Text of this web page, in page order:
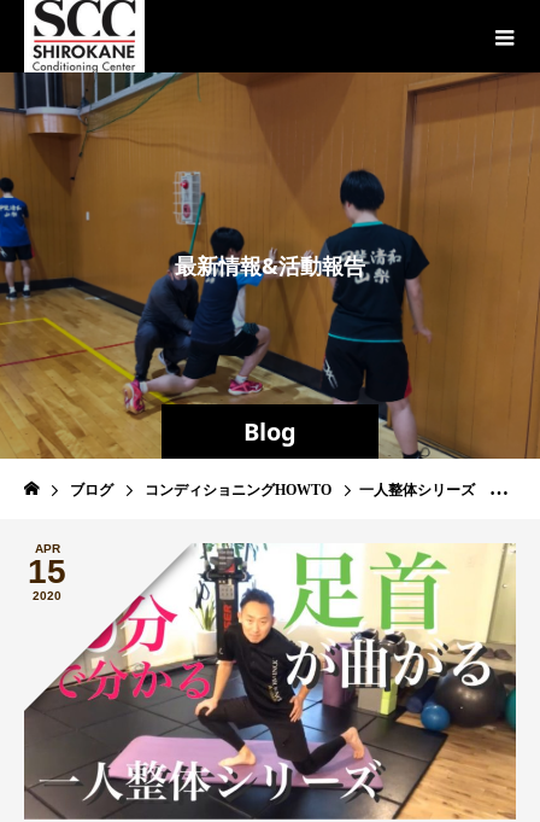
Blog
最新情報&活動報告
ブログ コンディショニングHOWTO 一人整体シリーズ 硬い『足首』が曲がる 前編
APR
15
2020